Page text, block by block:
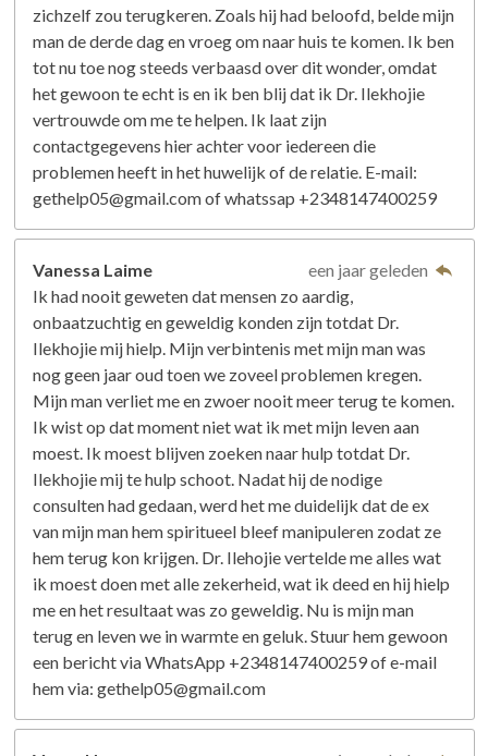
zichzelf zou terugkeren. Zoals hij had beloofd, belde mijn
man de derde dag en vroeg om naar huis te komen. Ik ben
tot nu toe nog steeds verbaasd over dit wonder, omdat
het gewoon te echt is en ik ben blij dat ik Dr. Ilekhojie
vertrouwde om me te helpen. Ik laat zijn
contactgegevens hier achter voor iedereen die
problemen heeft in het huwelijk of de relatie. E-mail:
gethelp05@gmail.com of whatssap +2348147400259
Vanessa Laime
een jaar geleden
Ik had nooit geweten dat mensen zo aardig,
onbaatzuchtig en geweldig konden zijn totdat Dr.
Ilekhojie mij hielp. Mijn verbintenis met mijn man was
nog geen jaar oud toen we zoveel problemen kregen.
Mijn man verliet me en zwoer nooit meer terug te komen.
Ik wist op dat moment niet wat ik met mijn leven aan
moest. Ik moest blijven zoeken naar hulp totdat Dr.
Ilekhojie mij te hulp schoot. Nadat hij de nodige
consulten had gedaan, werd het me duidelijk dat de ex
van mijn man hem spiritueel bleef manipuleren zodat ze
hem terug kon krijgen. Dr. Ilehojie vertelde me alles wat
ik moest doen met alle zekerheid, wat ik deed en hij hielp
me en het resultaat was zo geweldig. Nu is mijn man
terug en leven we in warmte en geluk. Stuur hem gewoon
een bericht via WhatsApp +2348147400259 of e-mail
hem via: gethelp05@gmail.com